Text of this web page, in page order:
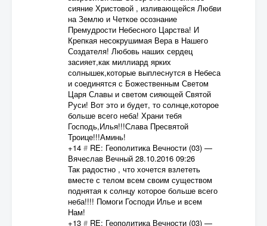
сияние Христовой , изливающейся Любви
на Землю и Четкое осознание
Премудрости Небесного Царства! И
Крепкая несокрушимая Вера в Нашего
Создателя! Любовь наших сердец
засияет,как миллиард ярких
солнышек,которые выплеснутся в Небеса
и соединятся с Божественным Светом
Царя Славы и светом сияющей Святой
Руси! Вот это и будет, то солнце,которое
больше всего неба! Храни тебя
Господь,Илья!!!Слава Пресвятой
Троице!!!Аминь!
+14 # RE: Геополитика Вечности (03)—
Вячеслав Вечный 28.10.2016 09:26
Так радостно , что хочется взлететь
вместе с телом всем своим существом
поднятая к солнцу которое больше всего
неба!!!! Помоги Господи Илье и всем
Нам!
+13 # RE: Геополитика Вечности (03)—